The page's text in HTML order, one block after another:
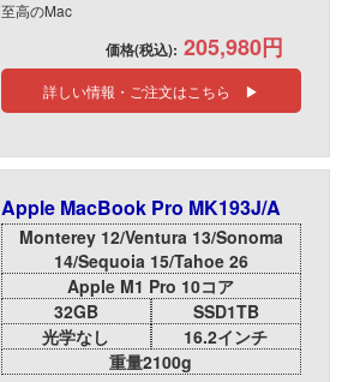
至高のMac
価格(税込): 205,980円
詳しい情報・ご注文はこちら ▶
Apple MacBook Pro MK193J/A
Monterey 12/Ventura 13/Sonoma
14/Sequoia 15/Tahoe 26
Apple M1 Pro 10コア
32GB
SSD1TB
光学なし
16.2インチ
重量2100g